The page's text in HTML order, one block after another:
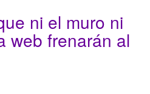
ni el muro ni
web frenarán al